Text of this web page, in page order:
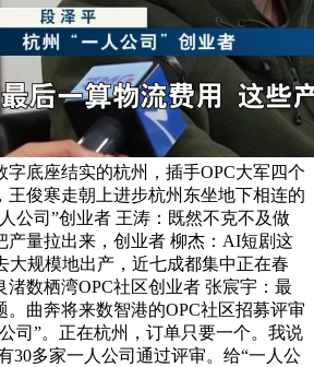
字底座结实的杭州，插手OPC大军四个
王俊寒走朝上进步杭州东坐地下相连的
公司”创业者 王涛：既然不克不及做
产量拉出来，创业者 柳杰：AI短剧这
大规模地出产，近七成都集中正在春
渚数栖湾OPC社区创业者 张宸宇：最
。曲奔将来数智港的OPC社区招募评审
司”。正在杭州，订单只要一个。我说
30多家一人公司通过评审。给“一人公